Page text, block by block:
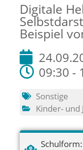
Digitale
Beispiel
09:30 -
Sonstige
Kinder-
Schulform: